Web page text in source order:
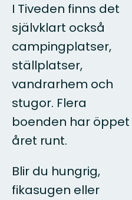
I Tiveden finns det
självklart också
campingplatser,
ställplatser,
vandrarhem och
stugor. Flera
boenden har öppet
året runt.
Blir du hungrig,
fikasugen eller